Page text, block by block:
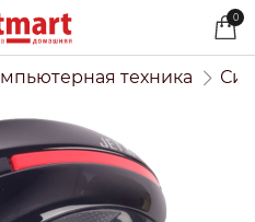
0
техника